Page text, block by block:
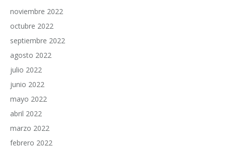
noviembre 2022
octubre 2022
septiembre 2022
agosto 2022
julio 2022
junio 2022
mayo 2022
abril 2022
marzo 2022
febrero 2022